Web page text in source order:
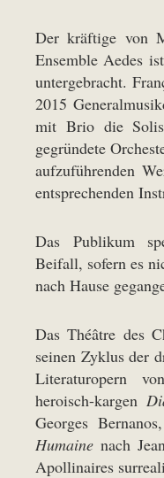
Der kräftige von
Ensemble Aedes
untergebracht.
2015
mit Brio die
gegründete
aufzuführenden
entsprechenden
Das Publikum
Beifall, sofern es
nach Hause
Das Théâtre des
seinen Zyklus der
Literaturopern
heroisch-kargen
Georges
Humaine nach
Apollinaires